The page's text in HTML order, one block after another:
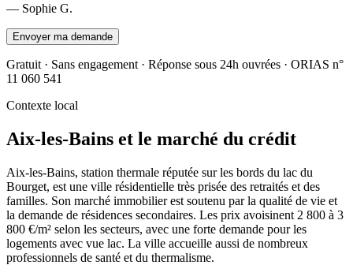
— Sophie G.
Envoyer ma demande
Gratuit · Sans engagement · Réponse sous 24h ouvrées · ORIAS n°
11 060 541
Contexte local
Aix-les-Bains et le marché du crédit
Aix-les-Bains, station thermale réputée sur les bords du lac du
Bourget, est une ville résidentielle très prisée des retraités et des
familles. Son marché immobilier est soutenu par la qualité de vie et
la demande de résidences secondaires. Les prix avoisinent 2 800 à 3
800 €/m² selon les secteurs, avec une forte demande pour les
logements avec vue lac. La ville accueille aussi de nombreux
professionnels de santé et du thermalisme.